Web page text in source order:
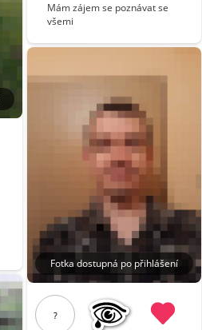
Mám zájem se poznávat se
všemi
Fotka dostupná po přihlášení
?